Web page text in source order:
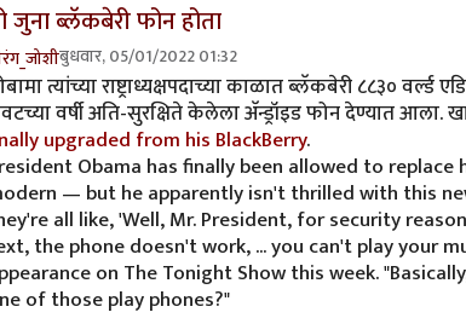
जुना ब्लॅकबेरी फोन होता
बुधवार, 05/01/2022 01:32
reply toUsA मध्ये वाईट हाऊस हाच वापरत होते.byकंजूस
त्यांच्या राष्ट्राध्यक्षपदाच्या काळात ब्लॅकबेरी ८८३० वर्ल्ड
वर्षी अति-सुरक्षिते केलेला अ‍ॅन्ड्रॉइड फोन देण्यात आला.
upgraded from his BlackBerry.
Obama has finally been allowed to
— but he apparently isn't thrilled with this
all like, 'Well, Mr. President, for security
the phone doesn't work, ... you can't play your
on The Tonight Show this week.
of those play phones?"